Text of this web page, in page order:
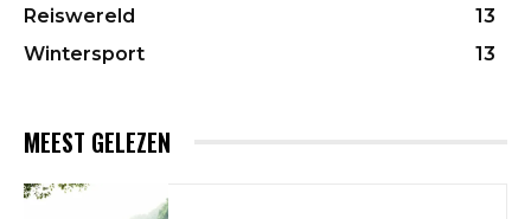
Reiswereld
13
Wintersport
13
MEEST GELEZEN